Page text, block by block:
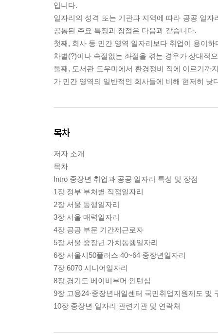
입니다.
일자리의 성격 또는 기관과 지역에 따라 공공 일
공통된 주요 특징과 장점은 다음과 같습니다.
첫째, 회사 등 민간 영역 일자리보다 취업이 용이
차별(?)이나 속절없는 좌절을 겪는 경우가 상대적
둘째, 도서관 도우미에서 환경정비 직에 이르기까
가 민간 영역의 일반적인 회사들에 비해 현저히 낮
목차
저자 소개
목차
Intro 중장년 취업과 공공 일자리 특성 및 장점
1장 정부 부처별 직접일자리
2장 서울 동행일자리
3장 서울 매력일자리
4장 공공 부문 기간제근로자
5장 서울 중장년 가치동행일자리
6장 서울시50플러스 40~64 중장년일자리
7장 6070 시니어일자리
8장 경기도 베이비부머 인턴십
9장 고용24·중장년내일센터 국민취업지원제도 및
10장 중장년 일자리 관련기관 및 연락처